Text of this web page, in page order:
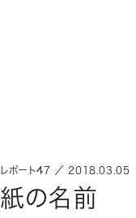
レポート47 ／ 2018.03.05
紙の名前